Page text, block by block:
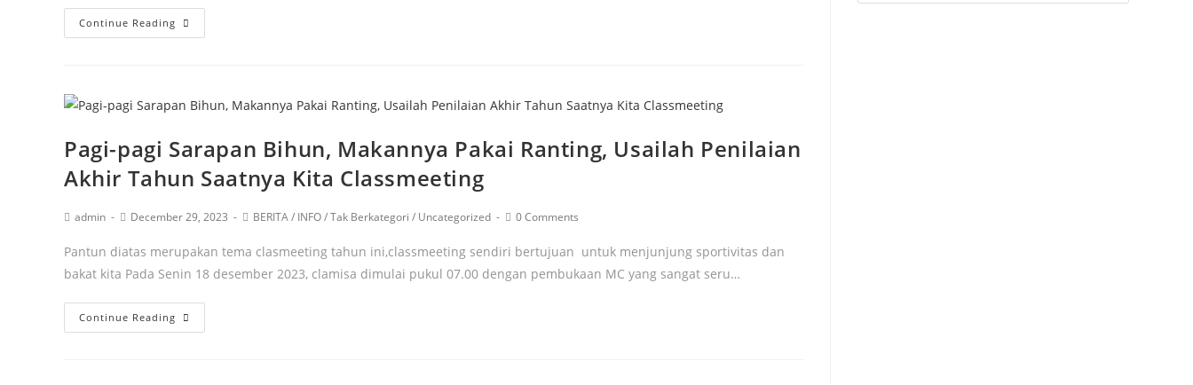
Continue Reading
Pagi-pagi Sarapan Bihun, Makannya Pakai Ranting, Usailah Penilaian
Akhir Tahun Saatnya Kita Classmeeting
admin December 29, 2023 BERITA/ INFO/Tak Berkategori / Uncategorized 0 Comments
Pantun diatas merupakan tema clasmeeting tahun ini,classmeeting sendiri bertujuan untuk menjunjung sportivitas dan
bakat kita Pada Senin 18 desember 2023, clamisa dimulai pukul 07.00 dengan pembukaan MC yang sangat seru…
Continue Reading